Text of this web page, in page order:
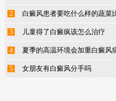
2 白癜风患者要吃什么样的蔬菜
3 儿童得了白癜疯该怎么治疗
4 夏季的高温环境会加重白癜风
5 女朋友有白癜风分手吗